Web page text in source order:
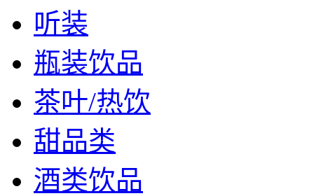
听装
瓶装饮品
茶叶/热饮
甜品类
酒类饮品